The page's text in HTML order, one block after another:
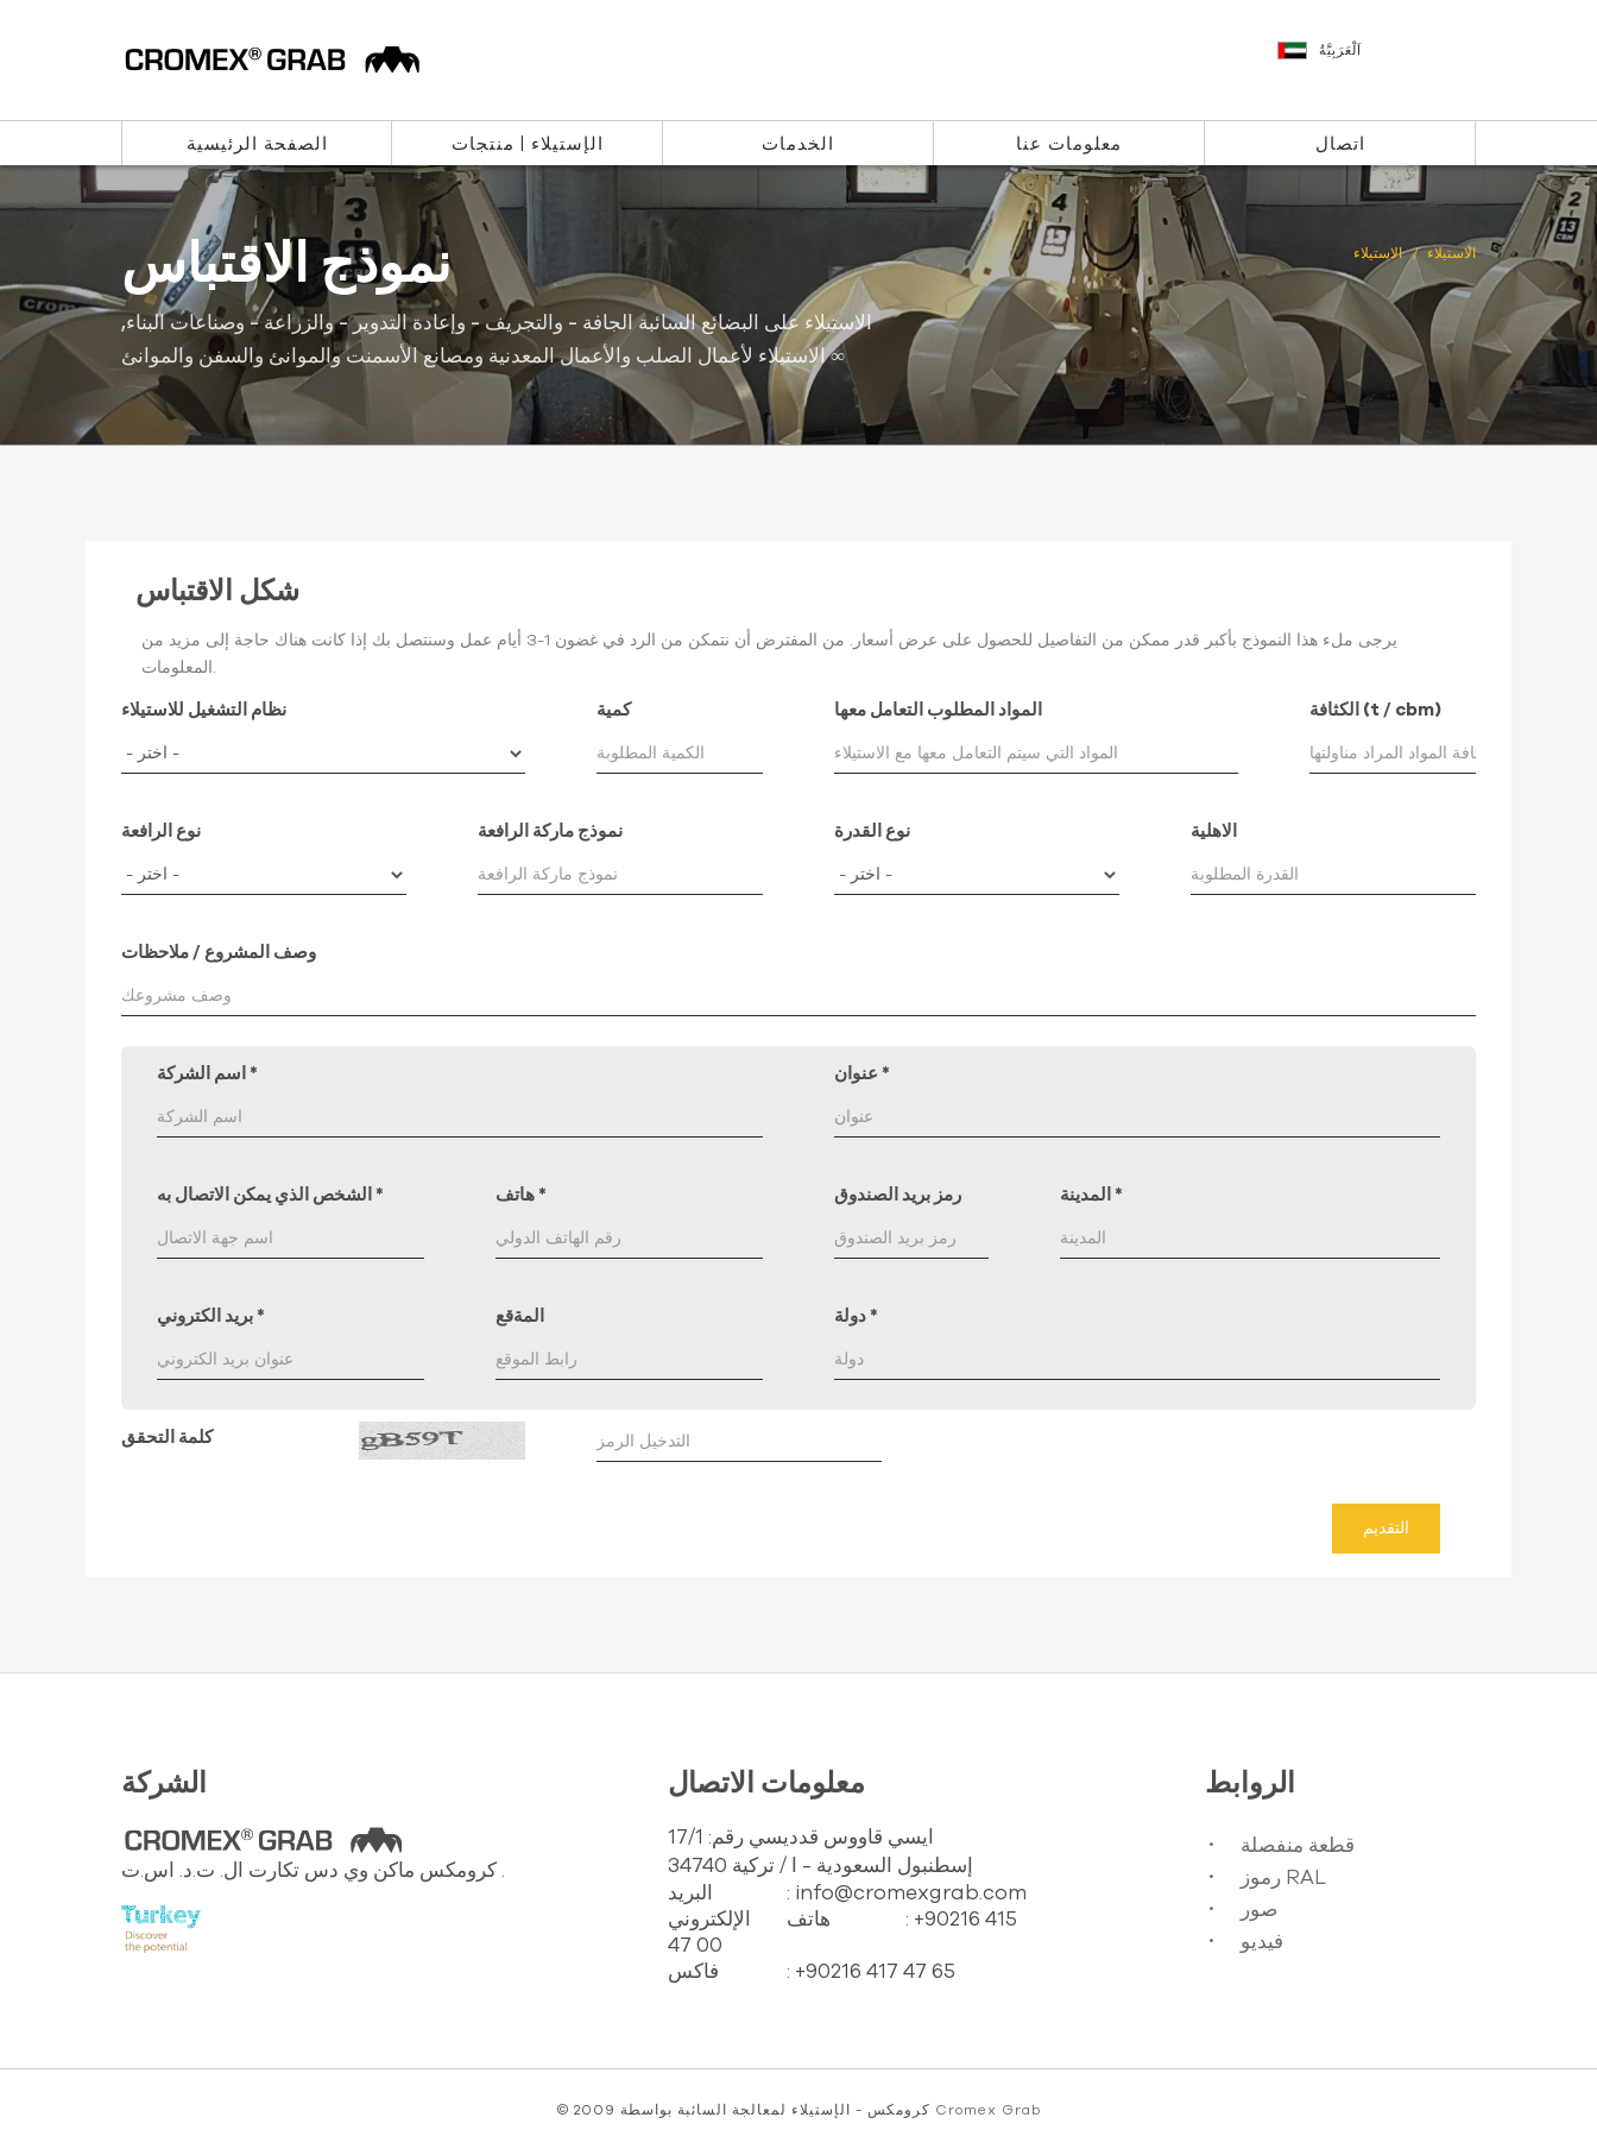
الصفحة الرئيسية الإستيلاء | منتجات الخدمات معلومات عنا اتصال
اَلْعَرَبِيَّةُ
نموذج الاقتباس
الاستيلاء على البضائع السائبة الجافة - والتجريف - وإعادة التدوير - والزراعة - وصناعات البناء,
الاستيلاء لأعمال الصلب والأعمال المعدنية ومصانع الأسمنت والموانئ والسفن والموانئ ∞
الاستيلاء الاستيلاء
شكل الاقتباس
يرجى ملء هذا النموذج بأكبر قدر ممكن من التفاصيل للحصول على عرض أسعار. من المفترض أن نتمكن من الرد في غضون 1-3 أيام عمل وسنتصل بك إذا كانت هناك حاجة إلى مزيد من
المعلومات.
نظام التشغيل للاستيلاء كمية المواد المطلوب التعامل معها الكثافة (t / cbm)
نوع الرافعة نموذج ماركة الرافعة نوع القدرة الاهلية
وصف المشروع / ملاحظات
* *
* * رمز بريد الصندوق *
* المةقع *
كلمة التحقق
التقديم
الشركة معلومات الاتصال
ايسي قاووس قدديسي رقم: 17/1
34740 إسطنبول السعودية - ا / تركية
البريد
الإلكتروني
: info@cromexgrab.com
هاتف
: +90216 415
47 00
فاكس
: +90216 417 47 65
الروابط
قطعة منفصلة
رموز RAL
صور
فيديو
Cromex Grab